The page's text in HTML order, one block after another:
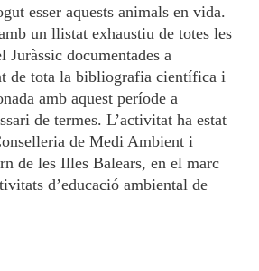
esser aquests animals en vida.
un llistat exhaustiu de totes les
Juràssic documentades a
de tota la bibliografia científica i
amb aquest període a
de termes. L’activitat ha estat
de Medi Ambient i
de les Illes Balears, en el marc
d’educació ambiental de